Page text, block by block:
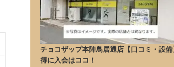
チョコザップ本陣鳥居通店【口コミ・設
得に入会はココ！